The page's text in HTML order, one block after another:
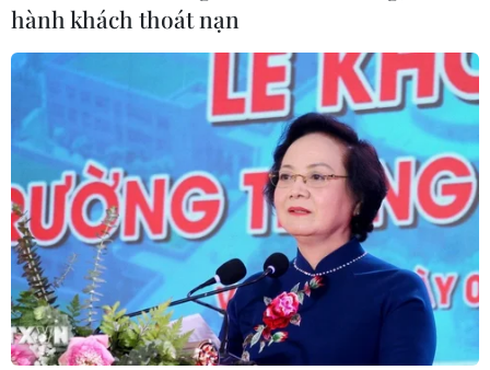
Dịch COVID-19: WHO nâng cảnh báo toàn
hành khách thoát nạn